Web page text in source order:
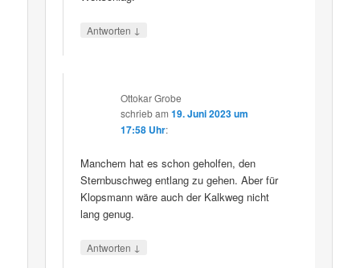
Antworten ↓
Ottokar Grobe
schriebam19. Juni 2023 um
17:58 Uhr:
Manchem hat es schon geholfen, den
Sternbuschweg entlang zu gehen. Aber für
Klopsmann wäre auch der Kalkweg nicht
lang genug.
Antworten ↓